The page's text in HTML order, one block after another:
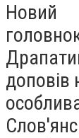
Новий
доповів